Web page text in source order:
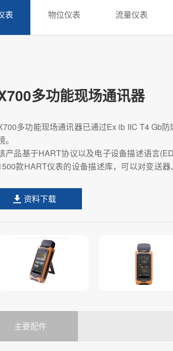
表 物位仪表 流量仪表
多功能现场通讯器
多功能现场通讯器已通过Ex ib IIC T4 Gb
。
产品基于HART协议以及电子设备描述语言
款HART仪表的设备描述库，可以对变送
过集成多功能过程校验仪、记录仪以及热电阻/
迅速且精准地完成对现场设备的诊断与维护工作。
资料下载
主要配件